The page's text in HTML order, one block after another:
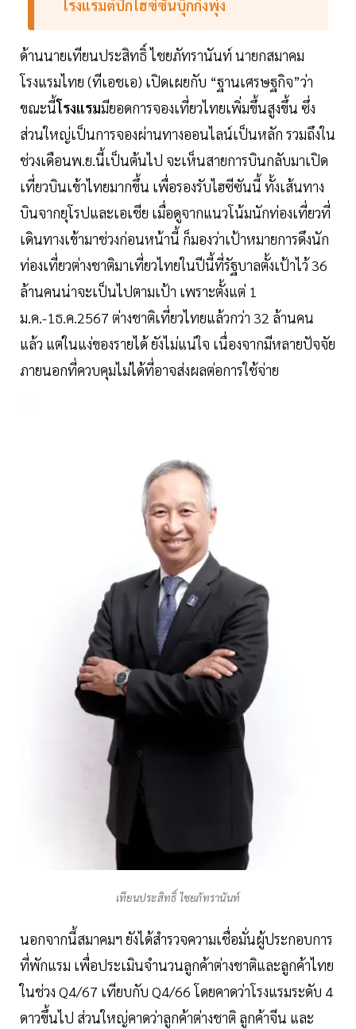
โรงแรมตีปีกไฮซีซันบุ๊กกิ้งพุ่ง
ด้านนายเทียนประสิทธิ์ ไชยภัทรานันท์ นายกสมาคม
โรงแรมไทย (ทีเอชเอ) เปิดเผยกับ “ฐานเศรษฐกิจ”ว่า
ขณะนี้โรงแรมมียอดการจองเที่ยวไทยเพิ่มขึ้นสูงขึ้น ซึ่ง
ส่วนใหญ่เป็นการจองผ่านทางออนไลน์เป็นหลัก รวมถึงใน
ช่วงเดือนพ.ย.นี้เป็นต้นไป จะเห็นสายการบินกลับมาเปิด
เที่ยวบินเข้าไทยมากขึ้น เพื่อรองรับไฮซีซันนี้ ทั้งเส้นทาง
บินจากยุโรปและเอเชีย เมื่อดูจากแนวโน้มนักท่องเที่ยวที่
เดินทางเข้ามาช่วงก่อนหน้านี้ ก็มองว่าเป้าหมายการดึงนัก
ท่องเที่ยวต่างชาติมาเที่ยวไทยในปีนี้ที่รัฐบาลตั้งเป้าไว้ 36
ล้านคนน่าจะเป็นไปตามเป้า เพราะตั้งแต่ 1
ม.ค.-1ธ.ค.2567 ต่างชาติเที่ยวไทยแล้วกว่า 32 ล้านคน
แล้ว แต่ในแง่ของรายได้ ยังไม่แน่ใจ เนื่องจากมีหลายปัจจัย
ภายนอกที่ควบคุมไม่ได้ที่อาจส่งผลต่อการใช้จ่าย
เทียนประสิทธิ์ ไชยภัทรานันท์
นอกจากนี้สมาคมฯ ยังได้สํารวจความเชื่อมั่นผู้ประกอบการ
ที่พักแรม เพื่อประเมินจํานวนลูกค้าต่างชาติและลูกค้าไทย
ในช่วง Q4/67 เทียบกับ Q4/66 โดยคาดว่าโรงแรมระดับ 4
ดาวขึ้นไป ส่วนใหญ่คาดว่าลูกค้าต่างชาติ ลูกค้าจีน และ